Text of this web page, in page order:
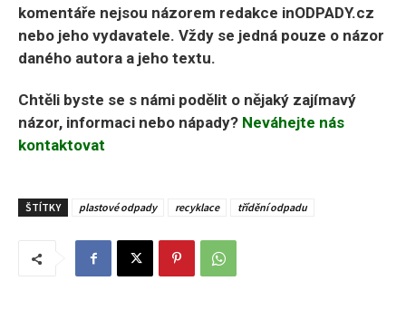
komentáře nejsou názorem redakce inODPADY.cz
nebo jeho vydavatele. Vždy se jedná pouze o názor
daného autora a jeho textu.
Chtěli byste se s námi podělit o nějaký zajímavý
názor, informaci nebo nápady? Neváhejte nás
kontaktovat
ŠTÍTKY plastové odpady recyklace třídění odpadu